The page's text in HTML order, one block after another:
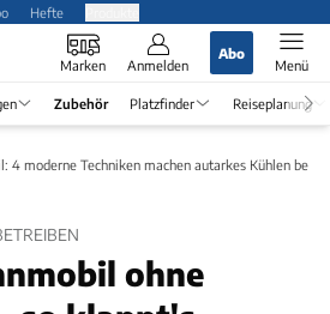
Hefte
Marken Anmelden
Abo
Menü
Zubehör Platzfinder Reiseplanung
4 moderne Techniken machen autarkes Kühlen
ohne